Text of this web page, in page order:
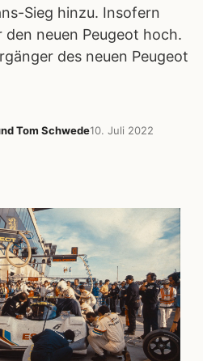
Sieg hinzu. Insofern
neuen Peugeot hoch.
des neuen Peugeot
Tom Schwede10. Juli 2022